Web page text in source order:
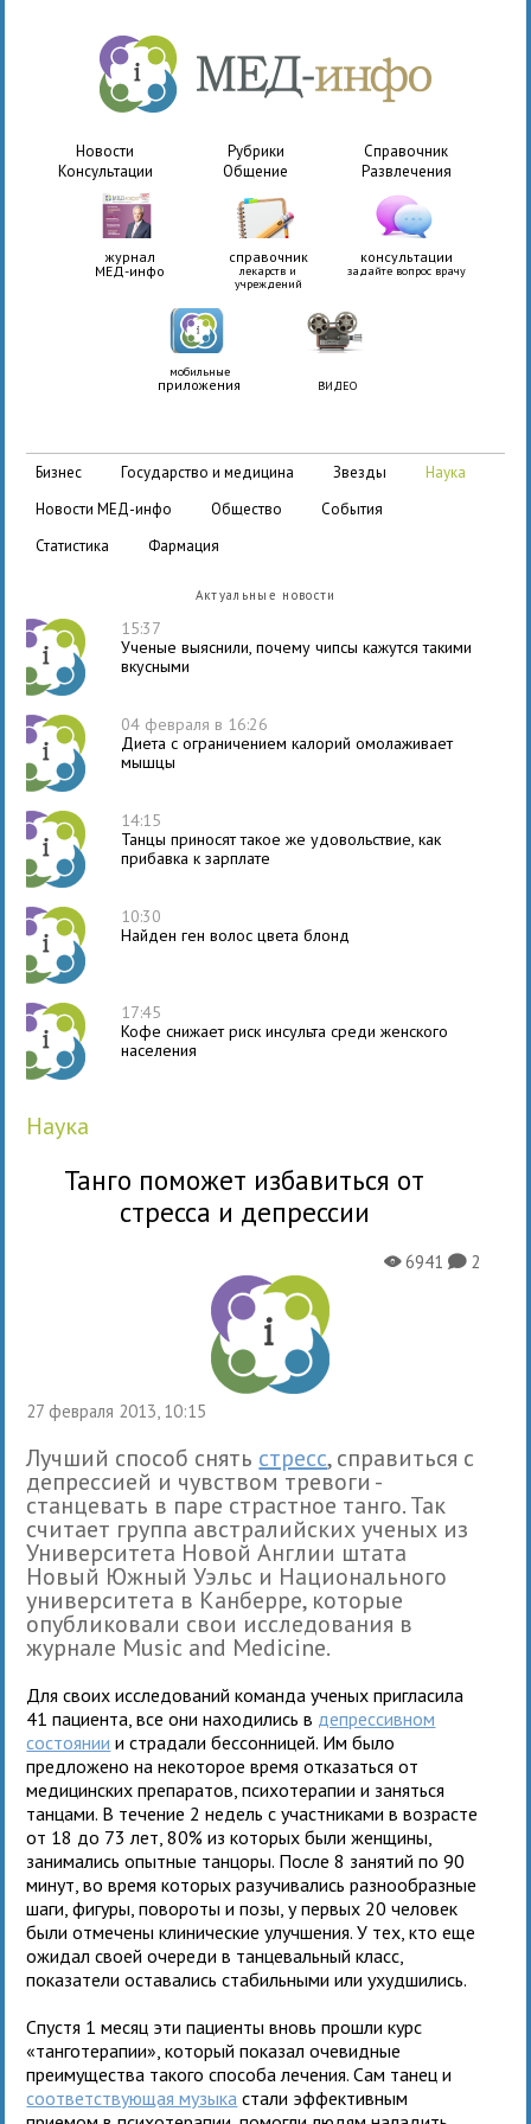
Новости Рубрики
Справочник
Консультации
Общение Развлечения
журнал
МЕД-инфо
справочник
лекарств и
учреждений
консультации
задайте вопрос врачу
мобильные
приложения ВИДЕО
бизнес государство и медицина звезды
наука
новости МЕД-инфо
общество
события
статистика
фармация
Актуальные новости
15:37
Ученые выяснили, почему чипсы кажутся такими
вкусными
04 февраля в 16:26
Диета с ограничением калорий омолаживает
мышцы
14:15
Танцы приносят такое же удовольствие, как
прибавка к зарплате
10:30
Найден ген волос цвета блонд
17:45
Кофе снижает риск инсульта среди женского
населения
наука
Танго поможет избавиться от
стресса и депрессии
27 февраля 2013, 10:15
X6941K2
Лучший способ снять стресс, справиться с
депрессией и чувством тревоги -
станцевать в паре страстное танго. Так
считает группа австралийских ученых из
Университета Новой Англии штата
Новый Южный Уэльс и Национального
университета в Канберре, которые
опубликовали свои исследования в
журнале Мusic and Medicine.
Для своих исследований команда ученых пригласила
41 пациента, все они находились в депрессивном
состоянии и страдали бессонницей. Им было
предложено на некоторое время отказаться от
медицинских препаратов, психотерапии и заняться
танцами. В течение 2 недель с участниками в возрасте
от 18 до 73 лет, 80% из которых были женщины,
занимались опытные танцоры. После 8 занятий по 90
минут, во время которых разучивались разнообразные
шаги, фигуры, повороты и позы, у первых 20 человек
были отмечены клинические улучшения. У тех, кто еще
ожидал своей очереди в танцевальный класс,
показатели оставались стабильными или ухудшились.
Спустя 1 месяц эти пациенты вновь прошли курс
«танготерапии», который показал очевидные
преимущества такого способа лечения. Сам танец и
соответствующая музыка стали эффективным